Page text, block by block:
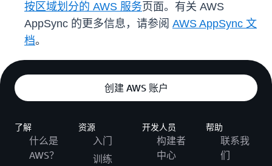
按区域划分的 AWS 服务 页面。有关 AWS
AppSync 的更多信息，请参阅 AWS AppSync 文
档。
创建 AWS 账户
了解
什么是
AWS？
资源
入门
训练
开发人员
构建者
中心
帮助
联系我
们